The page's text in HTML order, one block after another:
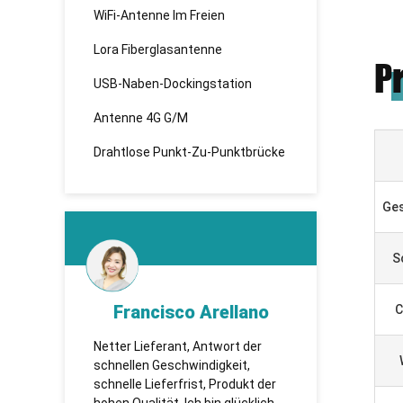
WiFi-Antenne Im Freien
Lora Fiberglasantenne
USB-Naben-Dockingstation
Antenne 4G G/M
Drahtlose Punkt-Zu-Punktbrücke
Francisco Arellano
Netter Lieferant, Antwort der
schnellen Geschwindigkeit,
schnelle Lieferfrist, Produkt der